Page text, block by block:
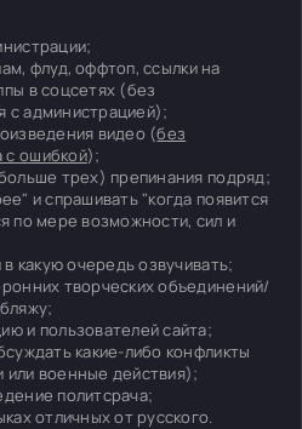
флуд, оффтоп, ссылки на
в соцсетях (без
с администрацией);
видео (без
с ошибкой);
трех) препинания подряд;
и спрашивать "когда появится
по мере возможности, сил и
какую очередь озвучивать;
творческих объединений/
и пользователей сайта;
какие-либо конфликты
военные действия);
политсрача;
отличных от русского.